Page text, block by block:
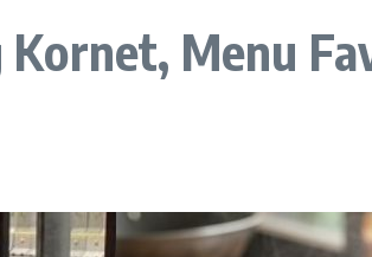
Kornet, Menu